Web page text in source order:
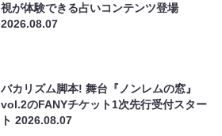
視が体験できる占いコンテンツ登場
2026.08.07
バカリズム脚本! 舞台『ノンレムの窓』
vol.2のFANYチケット1次先行受付スター
ト2026.08.07